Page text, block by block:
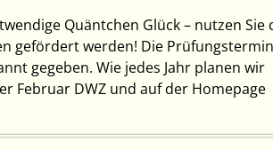
Quäntchen Glück – nutzen Sie
gefördert werden! Die
gegeben. Wie jedes Jahr planen wir
Februar DWZ und auf der Homepage